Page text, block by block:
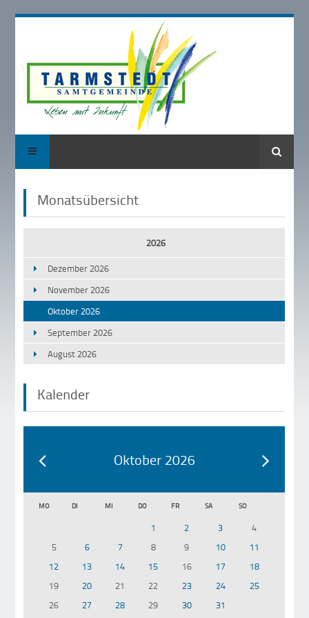
Suche
Monatsübersicht
2026
Dezember 2026
November 2026
Oktober 2026
September 2026
August 2026
Kalender
Oktober 2026
MO DI MI DO FR SA SO
1 2 3
4
5
6 7 8 9 10
11
12
13 14 15 16 17
18
19
20 21 22 23 24
25
26
27 28 29 30 31